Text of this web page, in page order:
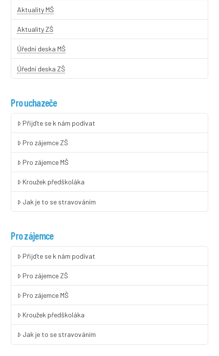
Aktuality MŠ
Aktuality ZŠ
Úřední deska MŠ
Úřední deska ZŠ
Pro uchazeče
Přijďte se k nám podívat
Pro zájemce ZŠ
Pro zájemce MŠ
Kroužek předškoláka
Jak je to se stravováním
Pro zájemce
Přijďte se k nám podívat
Pro zájemce ZŠ
Pro zájemce MŠ
Kroužek předškoláka
Jak je to se stravováním